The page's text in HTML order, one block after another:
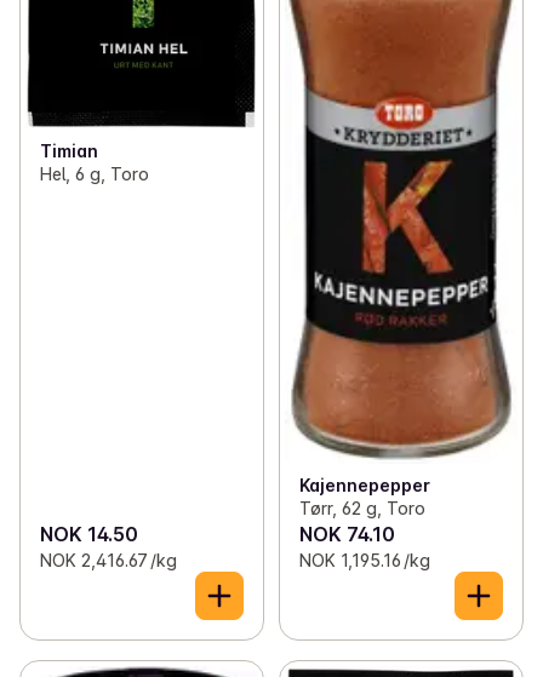
Timian
Hel, 6 g, Toro
NOK 14.50
NOK 2,416.67 /kg
Kajennepepper
Tørr, 62 g, Toro
NOK 74.10
NOK 1,195.16 /kg